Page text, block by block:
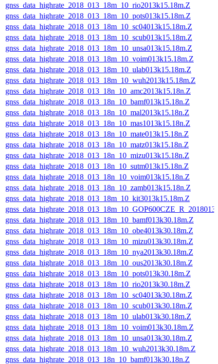
gnss_data_highrate_2018_013_18m_10_rio2013k15.18m.Z
gnss_data_highrate_2018_013_18m_10_pots013k15.18m.Z
gnss_data_highrate_2018_013_18m_10_sc04013k15.18m.Z
gnss_data_highrate_2018_013_18m_10_scub013k15.18m.Z
gnss_data_highrate_2018_013_18m_10_unsa013k15.18m.Z
gnss_data_highrate_2018_013_18m_10_voim013k15.18m.Z
gnss_data_highrate_2018_013_18m_10_ulab013k15.18m.Z
gnss_data_highrate_2018_013_18m_10_wuh2013k15.18m.Z
gnss_data_highrate_2018_013_18n_10_amc2013k15.18n.Z
gnss_data_highrate_2018_013_18n_10_bamf013k15.18n.Z
gnss_data_highrate_2018_013_18n_10_mal2013k15.18n.Z
gnss_data_highrate_2018_013_18n_10_mas1013k15.18n.Z
gnss_data_highrate_2018_013_18n_10_mate013k15.18n.Z
gnss_data_highrate_2018_013_18n_10_matz013k15.18n.Z
gnss_data_highrate_2018_013_18n_10_mizu013k15.18n.Z
gnss_data_highrate_2018_013_18n_10_sutm013k15.18n.Z
gnss_data_highrate_2018_013_18n_10_voim013k15.18n.Z
gnss_data_highrate_2018_013_18n_10_zamb013k15.18n.Z
gnss_data_highrate_2018_013_18m_10_kit3013k15.18m.Z
gnss_data_highrate_2018_013_18m_10_bamf013k30.18m.Z
gnss_data_highrate_2018_013_18m_10_obe4013k30.18m.Z
gnss_data_highrate_2018_013_18m_10_mizu013k30.18m.Z
gnss_data_highrate_2018_013_18m_10_nya2013k30.18m.Z
gnss_data_highrate_2018_013_18m_10_ous2013k30.18m.Z
gnss_data_highrate_2018_013_18m_10_pots013k30.18m.Z
gnss_data_highrate_2018_013_18m_10_rio2013k30.18m.Z
gnss_data_highrate_2018_013_18m_10_sc04013k30.18m.Z
gnss_data_highrate_2018_013_18m_10_scub013k30.18m.Z
gnss_data_highrate_2018_013_18m_10_ulab013k30.18m.Z
gnss_data_highrate_2018_013_18m_10_voim013k30.18m.Z
gnss_data_highrate_2018_013_18m_10_unsa013k30.18m.Z
gnss_data_highrate_2018_013_18m_10_wuh2013k30.18m.Z
gnss_data_highrate_2018_013_18n_10_bamf013k30.18n.Z